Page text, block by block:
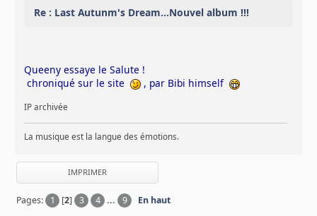
Re : Last Autunm's Dream...Nouvel album !!!
Queeny essaye le Salute !
chroniqué sur le site
, par Bibi himself
IP archivée
La musique est la langue des émotions.
IMPRIMER
Pages: 1 [2] 3 4 ... 9 En haut